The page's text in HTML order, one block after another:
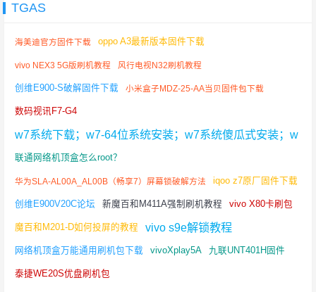
TGAS
海美迪官方固件下载 oppo A3最新版本固件下载
vivo NEX3 5G版刷机教程 风行电视N32刷机教程
创维E900-S破解固件下载 小米盒子MDZ-25-AA当贝固件包下载
数码视讯F7-G4
w7系统下载；w7-64位系统安装；w7系统傻瓜式安装；w
7系统免费下载；
联通网络机顶盒怎么root？
华为SLA-AL00A_AL00B（畅享7）屏幕锁破解方法 iqoo z7原厂固件下载
创维E900V20C论坛 新魔百和M411A强制刷机教程 vivo X80卡刷包
魔百和M201-D如何投屏的教程 vivo s9e解锁教程
网络机顶盒万能通用刷机包下载 vivoXplay5A 九联UNT401H固件
泰捷WE20S优盘刷机包